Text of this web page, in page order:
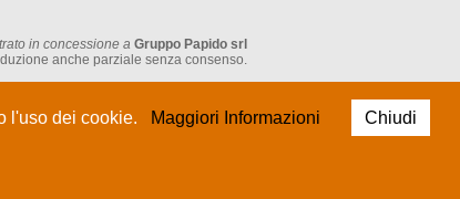
in concessione a Gruppo Papido srl
anche parziale senza consenso.
l'uso dei cookie. Maggiori Informazioni Chiudi